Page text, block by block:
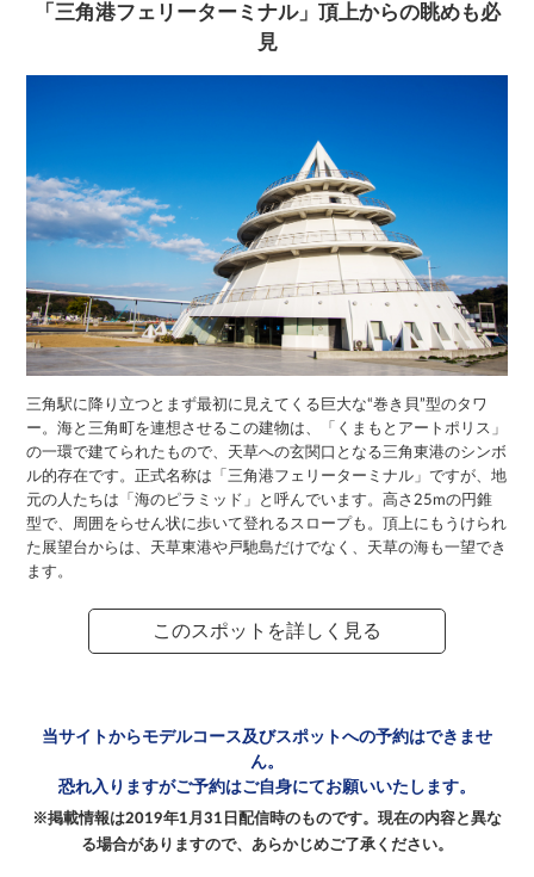
「三角港フェリーターミナル」頂上からの眺めも必
見
三角駅に降り立つとまず最初に見えてくる巨大な“巻き貝”型のタワ
ー。海と三角町を連想させるこの建物は、「くまもとアートポリス」
の一環で建てられたもので、天草への玄関口となる三角東港のシンボ
ル的存在です。正式名称は「三角港フェリーターミナル」ですが、地
元の人たちは「海のピラミッド」と呼んでいます。高さ25mの円錐
型で、周囲をらせん状に歩いて登れるスロープも。頂上にもうけられ
た展望台からは、天草東港や戸馳島だけでなく、天草の海も一望でき
ます。
このスポットを詳しく見る
当サイトからモデルコース及びスポットへの予約はできませ
ん。
恐れ入りますがご予約はご自身にてお願いいたします。
※掲載情報は2019年1月31日配信時のものです。 現在の内容と異な
る場合がありますので、 あらかじめご了承ください。